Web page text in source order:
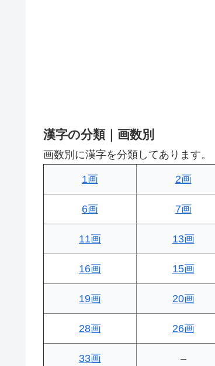
漢字の分類｜画数別
画数別に漢字を分類してあります。
1画 2画
6画 7画
11画 13画
16画 15画
19画 20画
28画 26画
33画 –